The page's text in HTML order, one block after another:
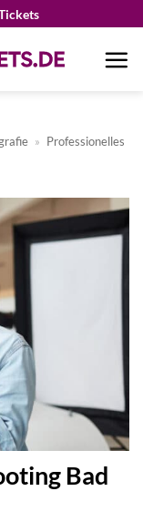
» Professionelles
Bad